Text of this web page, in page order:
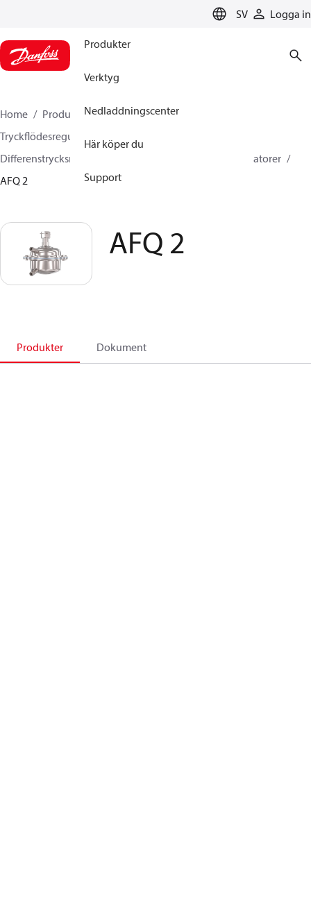
SV Logga in
Produkter
Verktyg
Nedladdningscenter
Här köper du
Support
Home Produkter
Climate Solutions for heating
Tryckflödesregulatorer
Differenstrycksregulatorer och flödesbegränsare/-regulatorer
AFQ 2
AFQ 2
Produkter Dokument